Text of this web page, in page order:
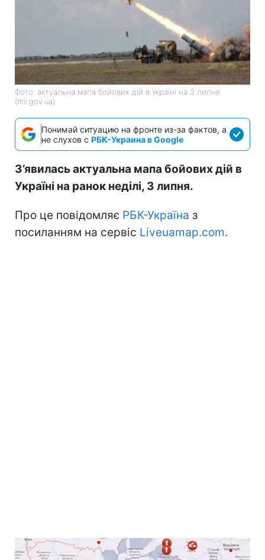
Фото: актуальна мапа бойових дій в Україні на 3 липня
(mil.gov.ua)
Понимай ситуацию на фронте из-за фактов, а
не слухов с РБК-Украина в Google
З’явилась актуальна мапа бойових дій в
Україні на ранок неділі, 3 липня.
Про це повідомляє РБК-Україна з
посиланням на сервіс Liveuamap.com.